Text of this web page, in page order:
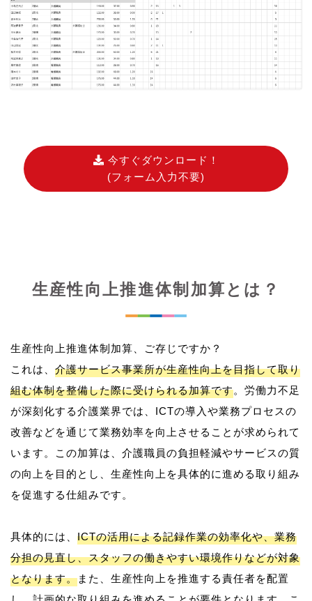
今すぐダウンロード！
(フォーム入力不要)
生産性向上推進体制加算とは？
生産性向上推進体制加算、ご存じですか？
これは、 介護サービス事業所が生産性向上を目指して取り
組む体制を整備した際に受けられる加算です。労働力不足
が深刻化する介護業界では、ICTの導入や業務プロセスの
改善などを通じて業務効率を向上させることが求められて
います。この加算は、介護職員の負担軽減やサービスの質
の向上を目的とし、生産性向上を具体的に進める取り組み
を促進する仕組みです。
具体的には、 ICTの活用による記録作業の効率化や、業務
分担の見直し、スタッフの働きやすい環境作りなどが対象
となります。また、生産性向上を推進する責任者を配置